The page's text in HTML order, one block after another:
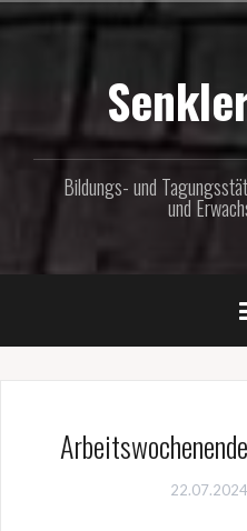
Bildungs- und
und
22.07.2024